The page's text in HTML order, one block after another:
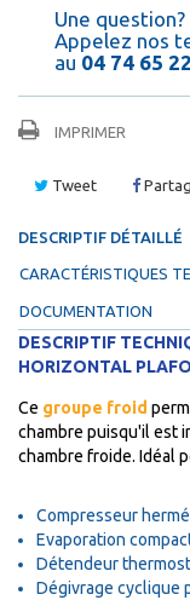
Une
Appelez nos
au 04 74 65
IMPRIMER
Tweet
DESCRIPTIF DÉTAILLÉ
CARACTÉRISTIQUES
DOCUMENTATION
DESCRIPTIF
HORIZONTAL
Ce groupe froid
chambre puisqu'il est
chambre froide. Idéal
Compresseur
Evaporation
Détendeur
Dégivrage cyclique